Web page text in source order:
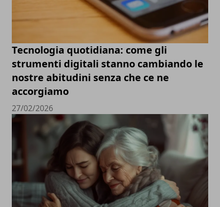
Tecnologia quotidiana: come gli
strumenti digitali stanno cambiando le
nostre abitudini senza che ce ne
accorgiamo
27/02/2026